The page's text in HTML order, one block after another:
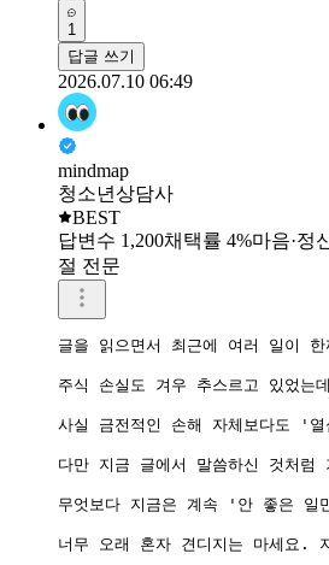
1
답글 쓰기
2026.07.10 06:49
mindmap
청소년상담사
BEST
답변수 1,200채택률 4%마음·정
절 전문
글을 읽으면서 최근에 여러 일이
주식 손실도 겨우 추스르고 있었
사실 금전적인 손해 자체보다도 '
다만 지금 글에서 말씀하신 것처럼
무엇보다 지금은 계속 '안 좋은 일
너무 오래 혼자 견디지는 마세요.